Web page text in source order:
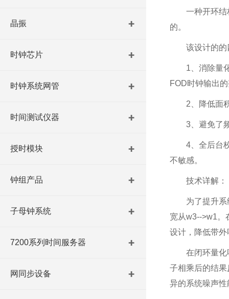
晶振
时钟芯片
时钟系统网管
时间测试仪器
授时模块
钟组产品
子母钟系统
7200系列时间服务器
网同步设备
一种开环
的。
该设计的
1、消除量
FOD时钟输出
2、降低面
3、避免了
4、全后台
不敏感。
技术详解：
为了提升
宽从w3-->w1。
设计，降低带
在闭环量
子相乘后的结
异的系统噪声性